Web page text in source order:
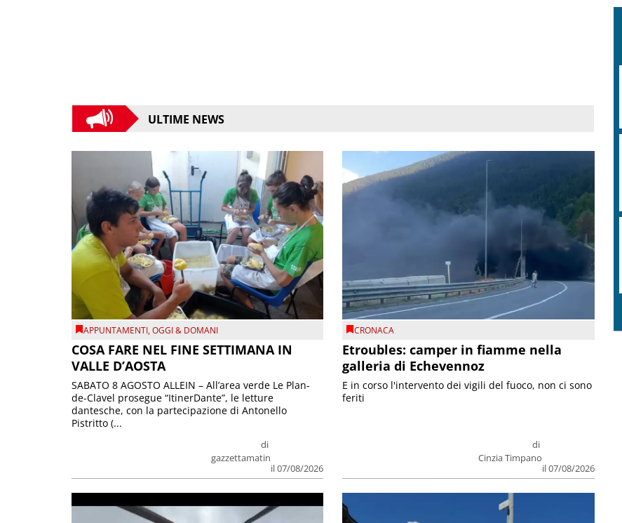
ULTIME NEWS
APPUNTAMENTI,OGGI & DOMANI
COSA FARE NEL FINE SETTIMANA IN
VALLE D’AOSTA
di
gazzettamatin
il 07/08/2026
SABATO 8 AGOSTO ALLEIN – All’area verde Le Plan-
de-Clavel prosegue “ItinerDante”, le letture
dantesche, con la partecipazione di Antonello
Pistritto (...
CRONACA
Etroubles: camper in fiamme nella
galleria di Echevennoz
di
Cinzia Timpano
il 07/08/2026
E in corso l'intervento dei vigili del fuoco, non ci sono
feriti